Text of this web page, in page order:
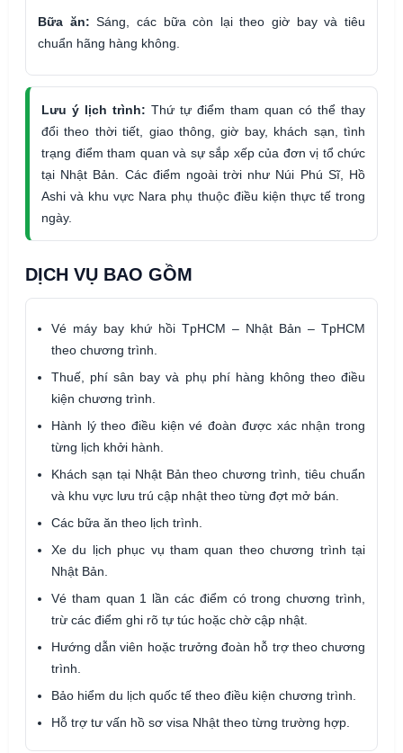
Bữa ăn: Sáng, các bữa còn lại theo giờ bay và tiêu
chuẩn hãng hàng không.
Lưu ý lịch trình: Thứ tự điểm tham quan có thể thay
đổi theo thời tiết, giao thông, giờ bay, khách sạn, tình
trạng điểm tham quan và sự sắp xếp của đơn vị tổ chức
tại Nhật Bản. Các điểm ngoài trời như Núi Phú Sĩ, Hồ
Ashi và khu vực Nara phụ thuộc điều kiện thực tế trong
ngày.
DỊCH VỤ BAO GỒM
Vé máy bay khứ hồi TpHCM – Nhật Bản – TpHCM
theo chương trình.
Thuế, phí sân bay và phụ phí hàng không theo điều
kiện chương trình.
Hành lý theo điều kiện vé đoàn được xác nhận trong
từng lịch khởi hành.
Khách sạn tại Nhật Bản theo chương trình, tiêu chuẩn
và khu vực lưu trú cập nhật theo từng đợt mở bán.
Các bữa ăn theo lịch trình.
Xe du lịch phục vụ tham quan theo chương trình tại
Nhật Bản.
Vé tham quan 1 lần các điểm có trong chương trình,
trừ các điểm ghi rõ tự túc hoặc chờ cập nhật.
Hướng dẫn viên hoặc trưởng đoàn hỗ trợ theo chương
trình.
Bảo hiểm du lịch quốc tế theo điều kiện chương trình.
Hỗ trợ tư vấn hồ sơ visa Nhật theo từng trường hợp.